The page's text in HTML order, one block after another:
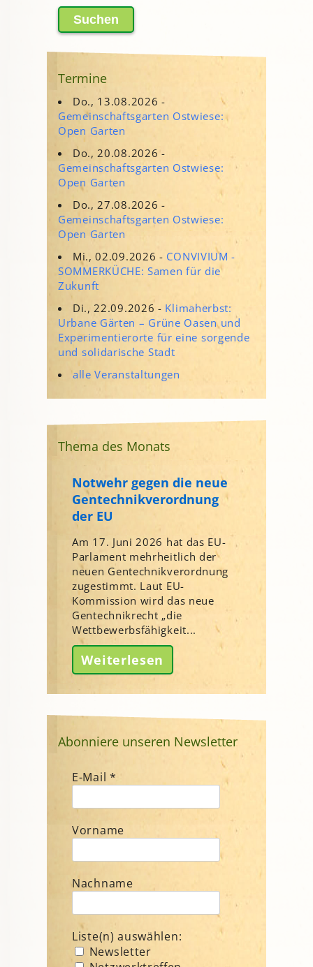
nach:
Termine
Do., 13.08.2026 -
Gemeinschaftsgarten Ostwiese:
Open Garten
Do., 20.08.2026 -
Gemeinschaftsgarten Ostwiese:
Open Garten
Do., 27.08.2026 -
Gemeinschaftsgarten Ostwiese:
Open Garten
Mi., 02.09.2026 - CONVIVIUM -
SOMMERKÜCHE: Samen für die
Zukunft
Di., 22.09.2026 - Klimaherbst:
Urbane Gärten – Grüne Oasen und
Experimentierorte für eine sorgende
und solidarische Stadt
alle Veranstaltungen
Thema des Monats
Notwehr gegen die neue
Gentechnikverordnung
der EU
Am 17. Juni 2026 hat das EU-
Parlament mehrheitlich der
neuen Gentechnikverordnung
zugestimmt. Laut EU-
Kommission wird das neue
Gentechnikrecht „die
Wettbewerbsfähigkeit...
Weiterlesen
Abonniere unseren Newsletter
E-Mail *
Vorname
Nachname
Liste(n) auswählen:
Newsletter